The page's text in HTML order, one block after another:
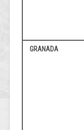
GRANADA